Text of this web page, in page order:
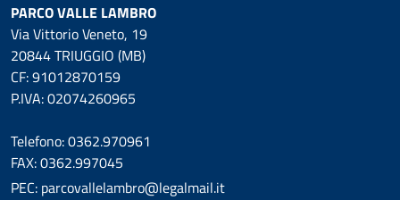
PARCO VALLE LAMBRO
Via Vittorio Veneto, 19
20844 TRIUGGIO (MB)
CF: 91012870159
P.IVA: 02074260965
Telefono: 0362.970961
FAX: 0362.997045
PEC: parcovallelambro@legalmail.it